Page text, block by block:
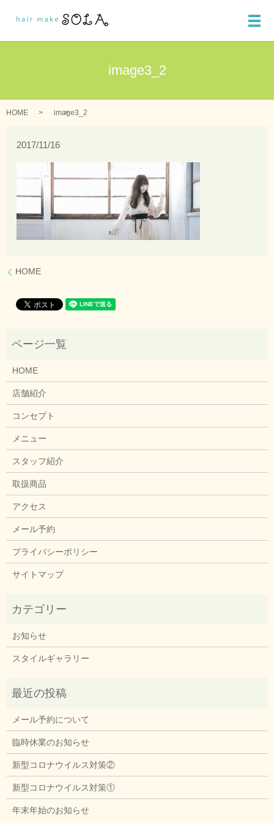
メ
image3_2
HOME image3_2
2017/11/16
HOME
HOME
店舗紹介
コンセプト
メニュー
スタッフ紹介
取扱商品
アクセス
メール予約
プライバシーポリシー
サイトマップ
お知らせ
スタイルギャラリー
メール予約について
臨時休業のお知らせ
新型コロナウイルス対策②
新型コロナウイルス対策①
年末年始のお知らせ